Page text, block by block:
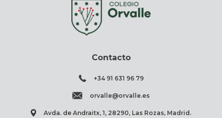
Contacto
+34 91 631 96 79
orvalle@orvalle.es
Avda. de Andraitx, 1, 28290, Las Rozas, Madrid.